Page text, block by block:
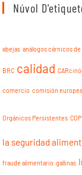
Núvol
abejas análogos cárnicos
BRC calidad
comercio comisión europea
Orgánicos Persistentes COP
la seguridad
fraude alimentario gallinas